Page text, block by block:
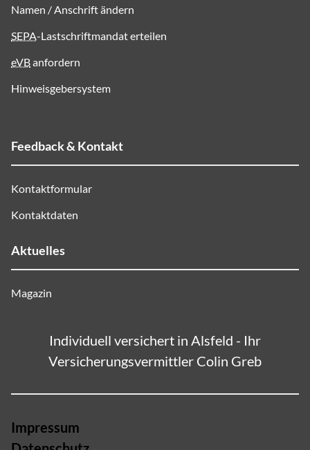
Namen / Anschrift ändern
SEPA-Lastschriftmandat erteilen
eVBanfordern
Hinweisgebersystem
Feedback & Kontakt
Kontaktformular
Kontaktdaten
Aktuelles
Magazin
Individuell versichert in Alsfeld - Ihr
Versicherungsvermittler Colin Greb
Impressum